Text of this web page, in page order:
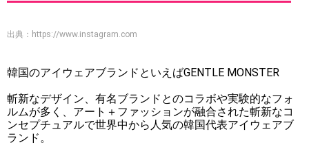
出典： https://www.instagram.com
韓国のアイウェアブランドといえばGENTLE MONSTER
斬新なデザイン、有名ブランドとのコラボや実験的なフォ
ルムが多く、アート＋ファッションが融合された斬新なコ
ンセプチュアルで世界中から人気の韓国代表アイウェアブ
ランド。